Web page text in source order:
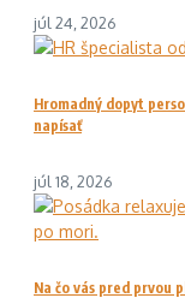
júl 24, 2026
Hromadný dopyt
napísať
júl 18, 2026
Na čo vás pred prvou